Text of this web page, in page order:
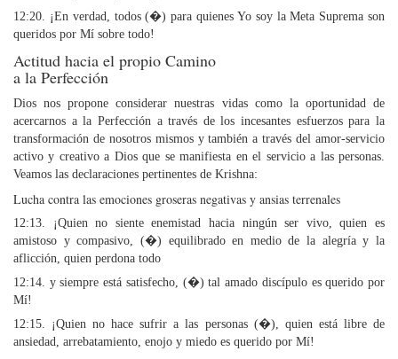
12:20. ¡En verdad, todos (�) para quienes Yo soy la Meta Suprema son
queridos por Mí sobre todo!
Actitud hacia el propio Camino
a la Perfección
Dios nos propone considerar nuestras vidas como la oportunidad de
acercarnos a la Perfección a través de los incesantes esfuerzos para la
transformación de nosotros mismos y también a través del amor-servicio
activo y creativo a Dios que se manifiesta en el servicio a las personas.
Veamos las declaraciones pertinentes de Krishna:
Lucha contra las emociones groseras negativas y ansias terrenales
12:13. ¡Quien no siente enemistad hacia ningún ser vivo, quien es
amistoso y compasivo, (�) equilibrado en medio de la alegría y la
aflicción, quien perdona todo
12:14. y siempre está satisfecho, (�) tal amado discípulo es querido por
Mí!
12:15. ¡Quien no hace sufrir a las personas (�), quien está libre de
ansiedad, arrebatamiento, enojo y miedo es querido por Mí!